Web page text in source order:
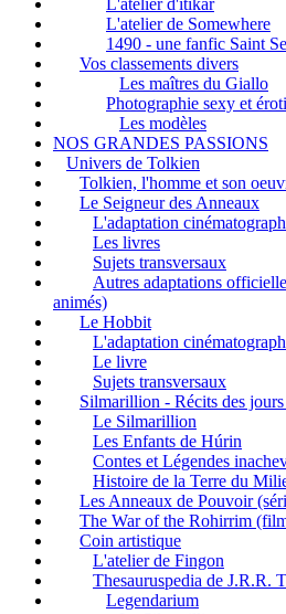
L'atelier de Somewhere
1490 - une fanfic Saint
Vos classements divers
Les maîtres du Giallo
Photographie sexy et
Les modèles
NOS GRANDES PASSIONS
Univers de Tolkien
Tolkien, l'homme et son
Le Seigneur des Anneaux
L'adaptation
Les livres
Sujets transversaux
Autres adaptations
animés)
Le Hobbit
L'adaptation
Le livre
Sujets transversaux
Silmarillion - Récits des jours
Le Silmarillion
Les Enfants de Húrin
Contes et Légendes
Histoire de la Terre du
Les Anneaux de Pouvoir
The War of the Rohirrim
Coin artistique
L'atelier de Fingon
Thesauruspedia de J.R.R.
Legendarium